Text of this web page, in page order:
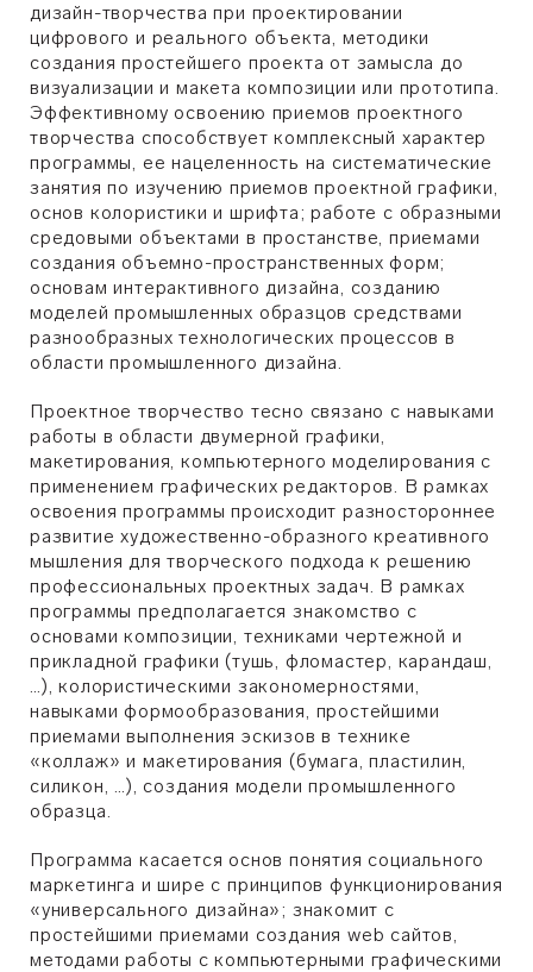
дизайн-творчества при проектировании
цифрового и реального объекта, методики
создания простейшего проекта от замысла до
визуализации и макета композиции или прототипа.
Эффективному освоению приемов проектного
творчества способствует комплексный характер
программы, ее нацеленность на систематические
занятия по изучению приемов проектной графики,
основ колористики и шрифта; работе с образными
средовыми объектами в простанстве, приемами
создания объемно-пространственных форм;
основам интерактивного дизайна, созданию
моделей промышленных образцов средствами
разнообразных технологических процессов в
области промышленного дизайна.
Проектное творчество тесно связано с навыками
работы в области двумерной графики,
макетирования, компьютерного моделирования с
применением графических редакторов. В рамках
освоения программы происходит разностороннее
развитие художественно-образного креативного
мышления для творческого подхода к решению
профессиональных проектных задач. В рамках
программы предполагается знакомство с
основами композиции, техниками чертежной и
прикладной графики (тушь, фломастер, карандаш,
…), колористическими закономерностями,
навыками формообразования, простейшими
приемами выполнения эскизов в технике
«коллаж» и макетирования (бумага, пластилин,
силикон, …), создания модели промышленного
образца.
Программа касается основ понятия социального
маркетинга и шире с принципов функционирования
«универсального дизайна»; знакомит с
простейшими приемами создания web сайтов,
методами работы с компьютерными графическими